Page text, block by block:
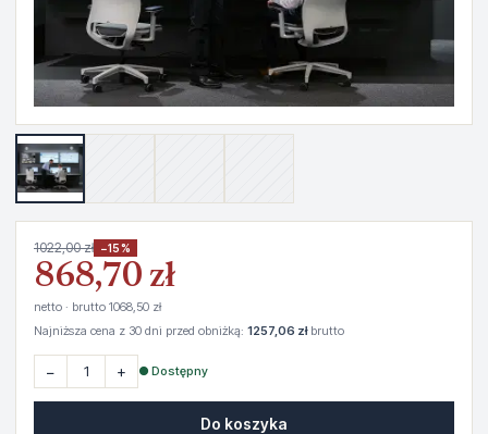
1022,00 zł −15%
868,70 zł
netto · brutto 1068,50 zł
Najniższa cena z 30 dni przed obniżką: 1257,06 złbrutto
− + ● Dostępny
Do koszyka